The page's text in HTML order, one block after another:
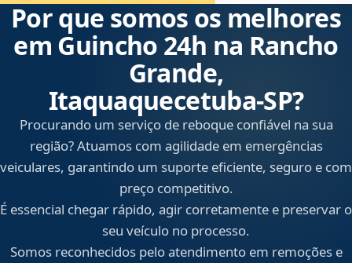
Por que somos os melhores
em Guincho 24h na Rancho
Grande,
Itaquaquecetuba‑SP?
Procurando um serviço de reboque confiável na sua
região? Atuamos com agilidade em emergências
veiculares, garantindo um suporte eficiente, seguro e com
preço competitivo.
É essencial chegar rápido, agir corretamente e preservar o
seu veículo no processo.
Somos reconhecidos pelo atendimento em remoções e